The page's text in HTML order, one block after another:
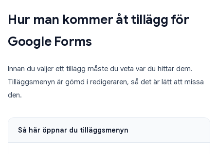
Hur man kommer åt tillägg för
Google Forms
Innan du väljer ett tillägg måste du veta var du hittar dem.
Tilläggsmenyn är gömd i redigeraren, så det är lätt att missa
den.
Så här öppnar du tilläggsmenyn